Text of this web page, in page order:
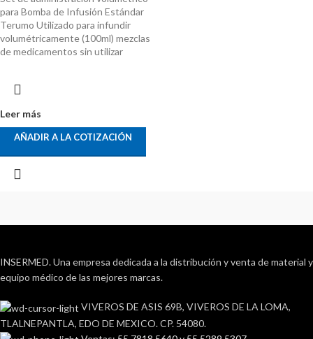
para Bomba de Infusión Estándar
Terumo Utilizado para infundir
volumétricamente (100ml) mezclas
de medicamentos sin utilizar
Leer más
AÑADIR A LA COTIZACIÓN
INSERMED. Una empresa dedicada a la distribución y venta de material y
equipo médico de las mejores marcas.
VIVEROS DE ASIS 69B, VIVEROS DE LA LOMA,
TLALNEPANTLA, EDO DE MEXICO. CP. 54080.